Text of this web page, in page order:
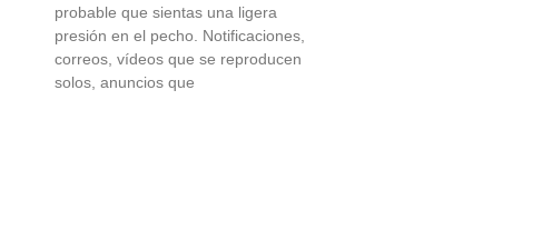
probable que sientas una ligera
presión en el pecho. Notificaciones,
correos, vídeos que se reproducen
solos, anuncios que